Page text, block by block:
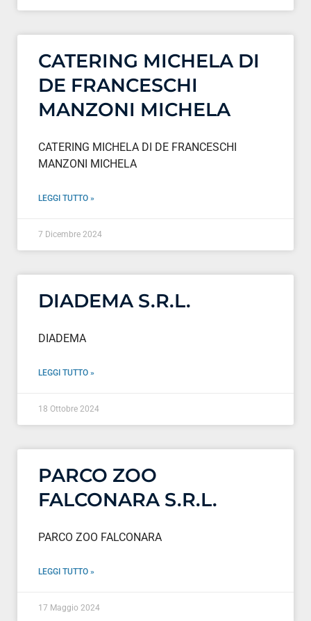
CATERING MICHELA DI
DE FRANCESCHI
MANZONI MICHELA
CATERING MICHELA DI DE FRANCESCHI
MANZONI MICHELA
LEGGI TUTTO »
7 Dicembre 2024
DIADEMA S.R.L.
DIADEMA
LEGGI TUTTO »
18 Ottobre 2024
PARCO ZOO
FALCONARA S.R.L.
PARCO ZOO FALCONARA
LEGGI TUTTO »
17 Maggio 2024